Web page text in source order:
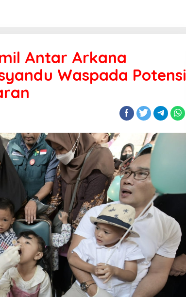
Antar Arkana
Waspada Potensi